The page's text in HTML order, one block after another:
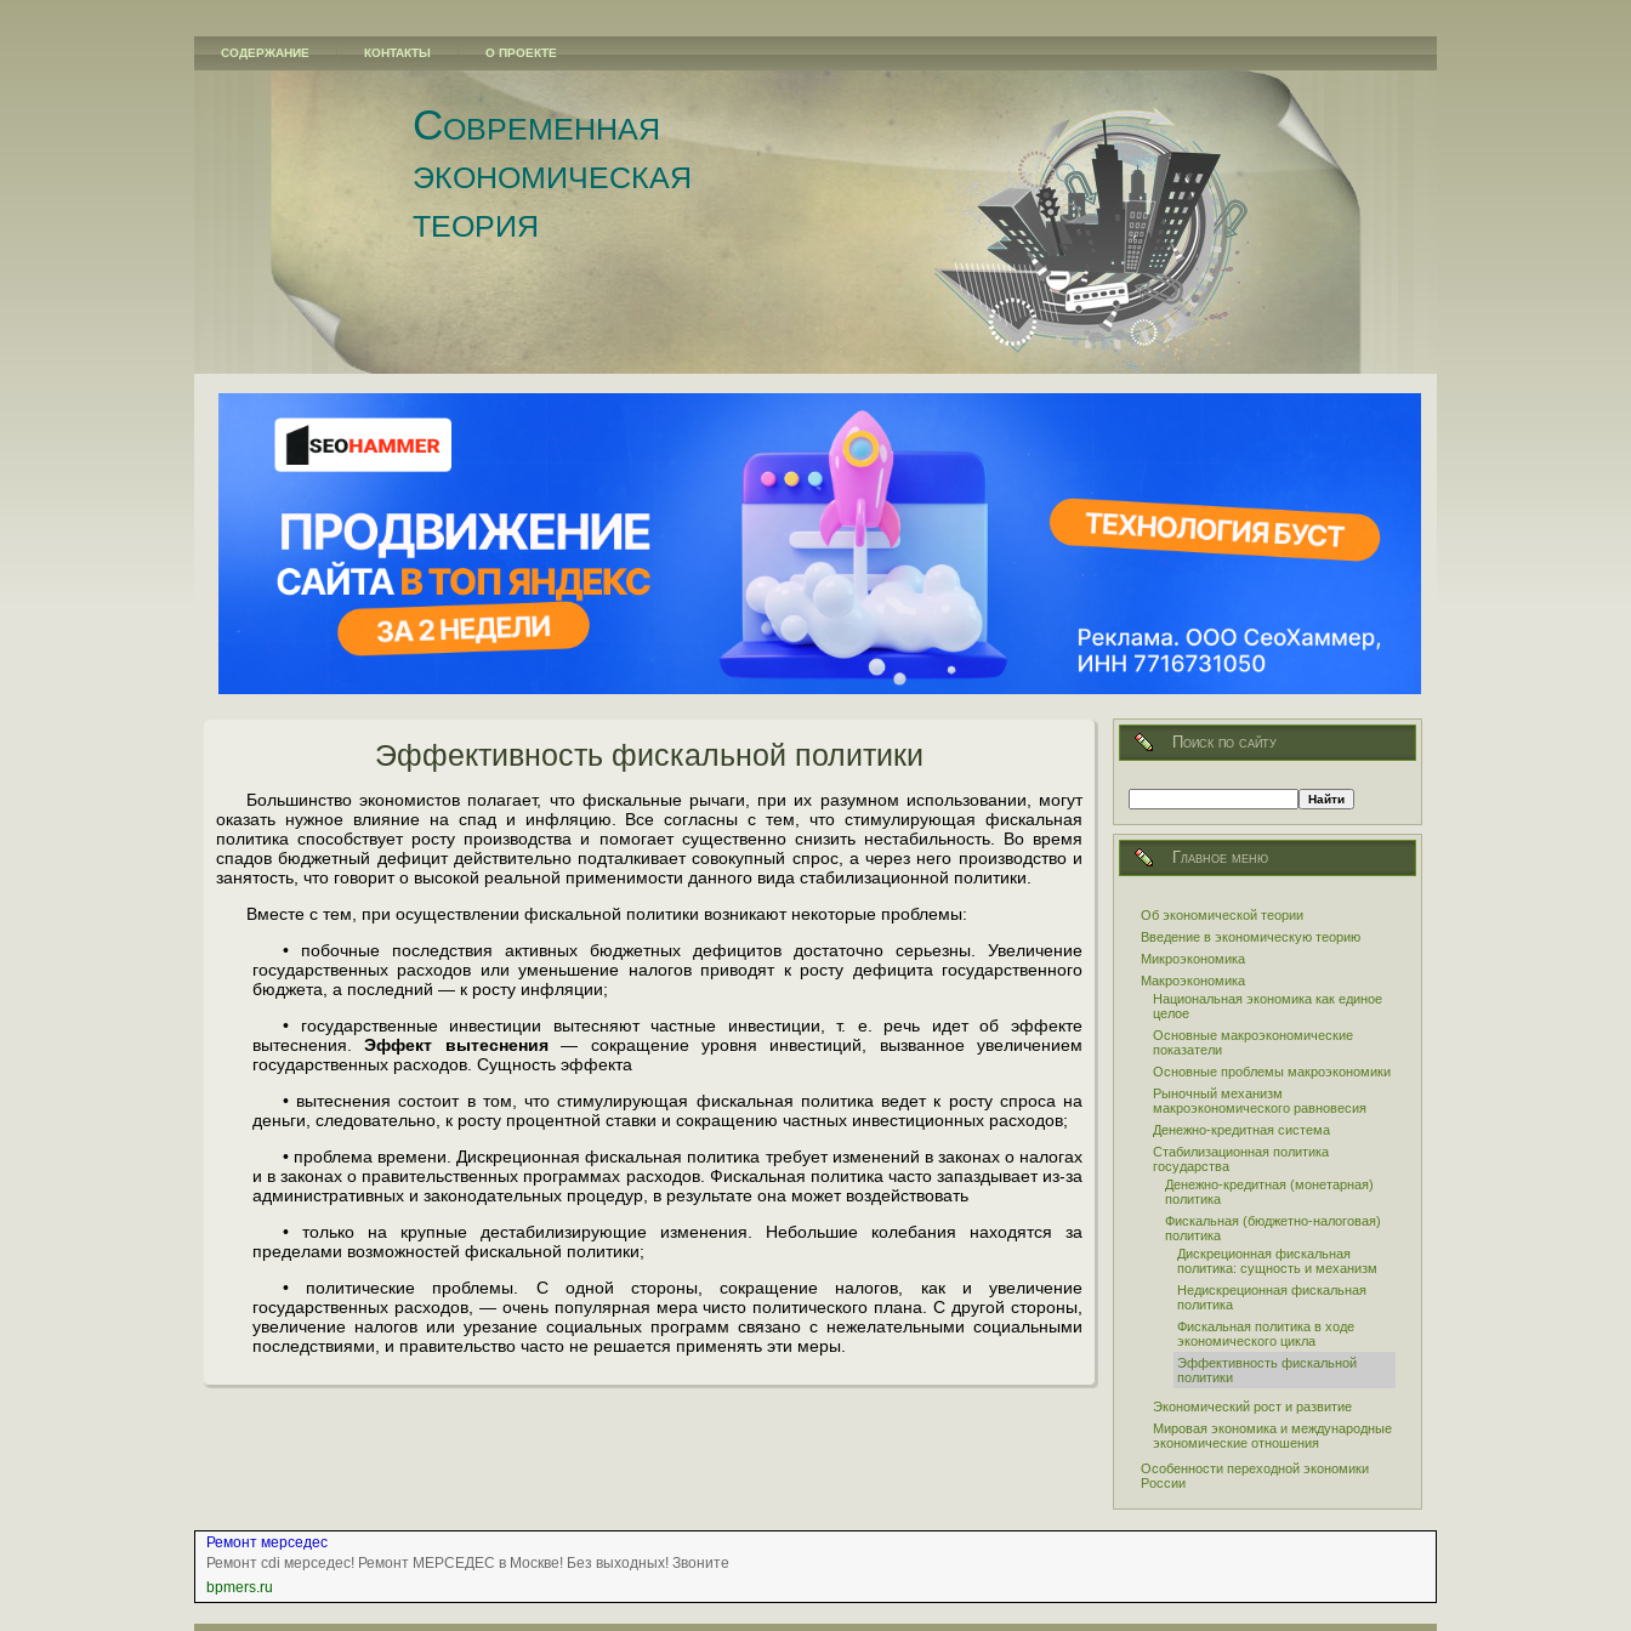
СОДЕРЖАНИЕ КОНТАКТЫ О ПРОЕКТЕ
Современная
экономическая
теория
Эффективность фискальной политики
Большинство экономистов полагает, что фискальные рычаги, при их разумном использовании, могут
оказать нужное влияние на спад и инфляцию. Все согласны с тем, что стимулирующая фискальная
политика способствует росту производства и помога­ет существенно снизить нестабильность. Во время
спадов бюд­жетный дефицит действительно подталкивает совокупный спрос, а через него производство и
занятость, что говорит о высокой ре­альной применимости данного вида стабилизационной политики.
Вместе с тем, при осуществлении фискальной политики воз­никают некоторые проблемы:
• побочные последствия активных бюджетных дефицитов достаточно серьезны. Увеличение
государственных расхо­дов или уменьшение налогов приводят к росту дефицита го­сударственного
бюджета, а последний — к росту инфляции;
• государственные инвестиции вытесняют частные инвести­ции, т. е. речь идет об эффекте
вытеснения.Эффект вы­теснения— сокращение уровня инвестиций, вызванное увеличением
государственных расходов. Сущность эффекта
• вытеснения состоит в том, что стимулирующая фискальная политика ведет к росту спроса на
деньги, следовательно, к росту процентной ставки и сокращению частных инвести­ционных расходов;
• проблема времени. Дискреционная фискальная политика требует изменений в законах о налогах
и в законах о пра­вительственных программах расходов. Фискальная полити­ка часто запаздывает из-за
административных и законода­тельных процедур, в результате она может воздействовать
• только на крупные дестабилизирующие изменения. Не­большие колебания находятся за
пределами возможностей фискальной политики;
• политические проблемы. С одной стороны, сокращение на­логов, как и увеличение
государственных расходов, — очень популярная мера чисто политического плана. С другой сто­роны,
увеличение налогов или урезание социальных про­грамм связано с нежелательными социальными
последствия­ми, и правительство часто не решается применять эти меры.
Поиск по сайту
Главное меню
Об экономической теории
Введение в экономическую теорию
Микроэкономика
Макроэкономика
Национальная экономика как единое
целое
Основные макроэкономические
показатели
Основные проблемы макроэкономики
Рыночный механизм
макроэкономического равновесия
Денежно-кредитная система
Стабилизационная политика
государства
Денежно-кредитная (монетарная)
политика
Фискальная (бюджетно-налоговая)
политика
Дискреционная фискальная
политика: сущность и механизм
Недискреционная фискальная
политика
Фискальная политика в ходе
экономического цикла
Эффективность фискальной
политики
Экономический рост и развитие
Мировая экономика и международные
экономические отношения
Особенности переходной экономики
России
Ремонт мерседес
Ремонт cdi мерседес! Ремонт МЕРСЕДЕС в Москве! Без выходных! Звоните
bpmers.ru